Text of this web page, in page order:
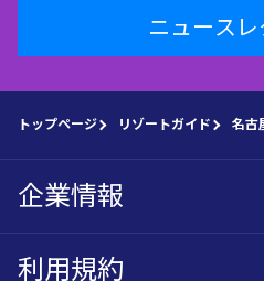
ニュース
トップページ リゾートガイド 名古
企業情報
利用規約